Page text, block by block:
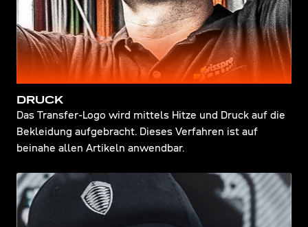
DRUCK
Das Transfer-Logo wird mittels Hitze und Druck auf die
Bekleidung aufgebracht. Dieses Verfahren ist auf
beinahe allen Artikeln anwendbar.